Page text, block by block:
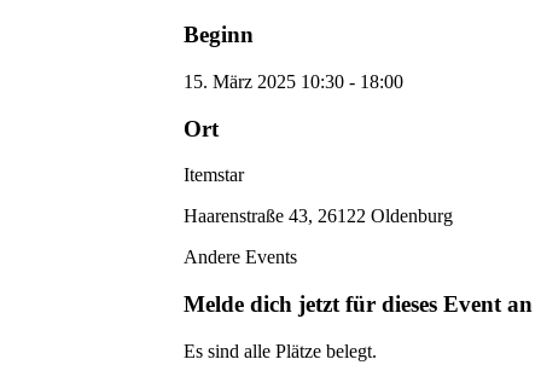
Beginn
15. März 2025 10:30 - 18:00
Ort
Itemstar
Haarenstraße 43, 26122 Oldenburg
Andere Events
Melde dich jetzt für dieses Event an
Es sind alle Plätze belegt.